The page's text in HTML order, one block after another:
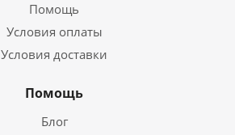
Помощь
Условия оплаты
Условия доставки
Помощь
Блог